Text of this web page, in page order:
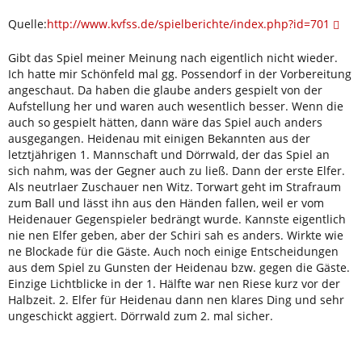
Quelle:http://www.kvfss.de/spielberichte/index.php?id=701
Gibt das Spiel meiner Meinung nach eigentlich nicht wieder.
Ich hatte mir Schönfeld mal gg. Possendorf in der Vorbereitung
angeschaut. Da haben die glaube anders gespielt von der
Aufstellung her und waren auch wesentlich besser. Wenn die
auch so gespielt hätten, dann wäre das Spiel auch anders
ausgegangen. Heidenau mit einigen Bekannten aus der
letztjährigen 1. Mannschaft und Dörrwald, der das Spiel an
sich nahm, was der Gegner auch zu ließ. Dann der erste Elfer.
Als neutrlaer Zuschauer nen Witz. Torwart geht im Strafraum
zum Ball und lässt ihn aus den Händen fallen, weil er vom
Heidenauer Gegenspieler bedrängt wurde. Kannste eigentlich
nie nen Elfer geben, aber der Schiri sah es anders. Wirkte wie
ne Blockade für die Gäste. Auch noch einige Entscheidungen
aus dem Spiel zu Gunsten der Heidenau bzw. gegen die Gäste.
Einzige Lichtblicke in der 1. Hälfte war nen Riese kurz vor der
Halbzeit. 2. Elfer für Heidenau dann nen klares Ding und sehr
ungeschickt aggiert. Dörrwald zum 2. mal sicher.